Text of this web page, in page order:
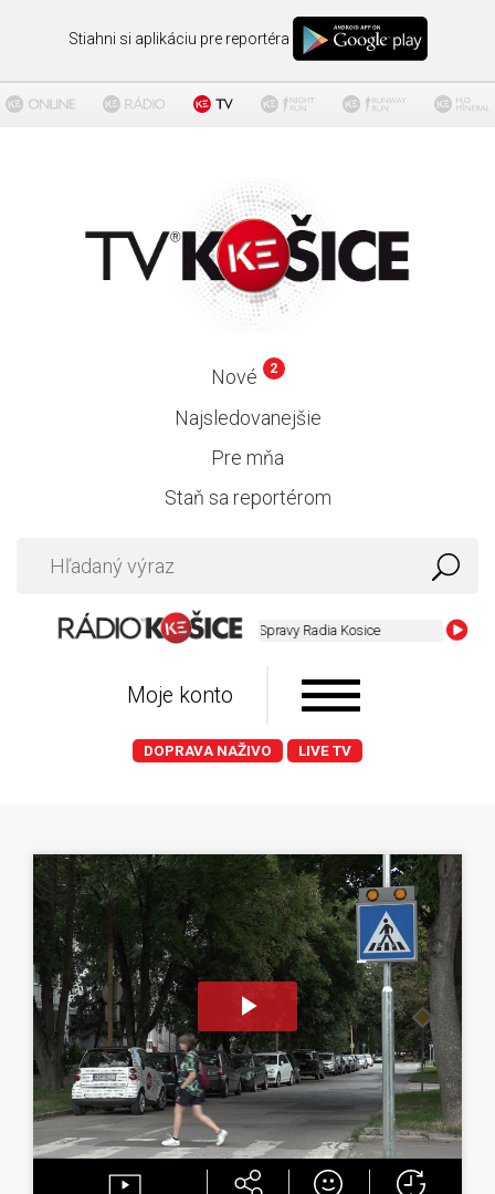
Stiahni si aplikáciu pre reportéra
Nové 2
Najsledovanejšie
Pre mňa
Staň sa reportérom
Spravy Radia Kosice
Moje konto
DOPRAVA NAŽIVO LIVE TV
Play
Video